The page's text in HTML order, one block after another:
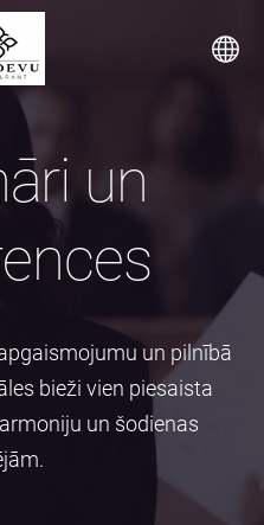
un
un pilnībā
bieži vien piesaista
un šodienas